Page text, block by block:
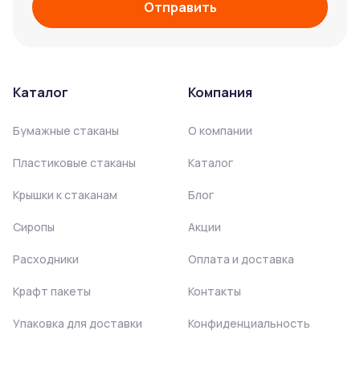
Отправить
Каталог
Бумажные стаканы
Пластиковые стаканы
Крышки к стаканам
Сиропы
Расходники
Крафт пакеты
Упаковка для доставки
Компания
О компании
Каталог
Блог
Акции
Оплата и доставка
Контакты
Конфиденциальность